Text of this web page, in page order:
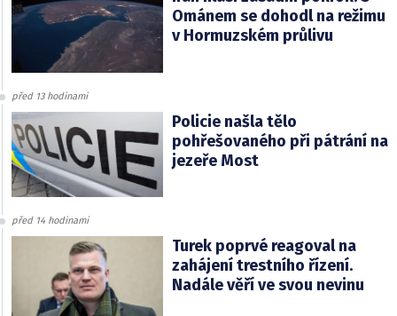
Ománem se dohodl na režimu
v Hormuzském průlivu
před 13 hodinami
Policie našla tělo
pohřešovaného při pátrání na
jezeře Most
před 14 hodinami
Turek poprvé reagoval na
zahájení trestního řízení.
Nadále věří ve svou nevinu